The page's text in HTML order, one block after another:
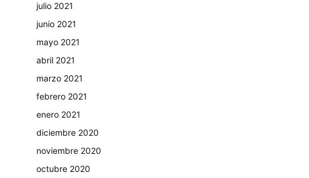
julio 2021
junio 2021
mayo 2021
abril 2021
marzo 2021
febrero 2021
enero 2021
diciembre 2020
noviembre 2020
octubre 2020